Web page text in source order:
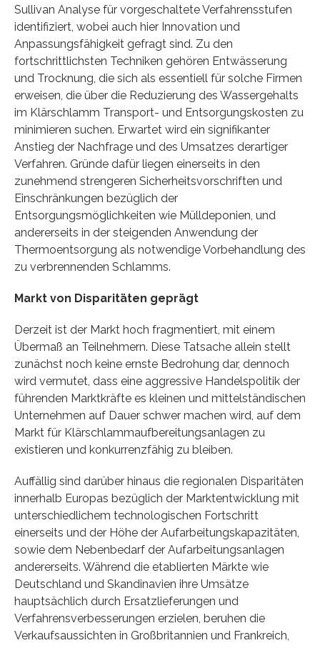
Sullivan Analyse für vorgeschaltete Verfahrensstufen
identifiziert, wobei auch hier Innovation und
Anpassungsfähigkeit gefragt sind. Zu den
fortschrittlichsten Techniken gehören Entwässerung
und Trocknung, die sich als essentiell für solche Firmen
erweisen, die über die Reduzierung des Wassergehalts
im Klärschlamm Transport- und Entsorgungskosten zu
minimieren suchen. Erwartet wird ein signifikanter
Anstieg der Nachfrage und des Umsatzes derartiger
Verfahren. Gründe dafür liegen einerseits in den
zunehmend strengeren Sicherheitsvorschriften und
Einschränkungen bezüglich der
Entsorgungsmöglichkeiten wie Mülldeponien, und
andererseits in der steigenden Anwendung der
Thermoentsorgung als notwendige Vorbehandlung des
zu verbrennenden Schlamms.
Markt von Disparitäten geprägt
Derzeit ist der Markt hoch fragmentiert, mit einem
Übermaß an Teilnehmern. Diese Tatsache allein stellt
zunächst noch keine ernste Bedrohung dar, dennoch
wird vermutet, dass eine aggressive Handelspolitik der
führenden Marktkräfte es kleinen und mittelständischen
Unternehmen auf Dauer schwer machen wird, auf dem
Markt für Klärschlammaufbereitungsanlagen zu
existieren und konkurrenzfähig zu bleiben.
Auffällig sind darüber hinaus die regionalen Disparitäten
innerhalb Europas bezüglich der Marktentwicklung mit
unterschiedlichem technologischen Fortschritt
einerseits und der Höhe der Aufarbeitungskapazitäten,
sowie dem Nebenbedarf der Aufarbeitungsanlagen
andererseits. Während die etablierten Märkte wie
Deutschland und Skandinavien ihre Umsätze
hauptsächlich durch Ersatzlieferungen und
Verfahrensverbesserungen erzielen, beruhen die
Verkaufsaussichten in Großbritannien und Frankreich,